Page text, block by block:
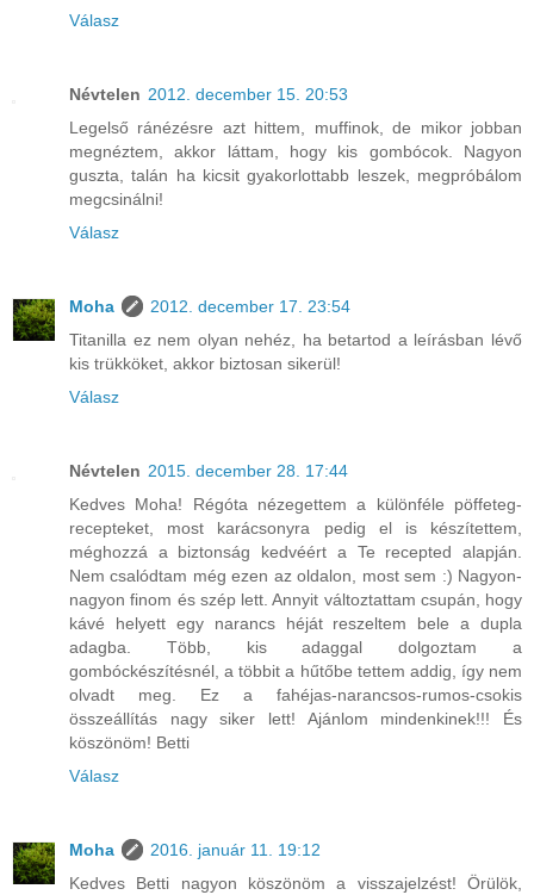
Válasz
Névtelen 2012. december 15. 20:53
Legelső ránézésre azt hittem, muffinok, de mikor jobban
megnéztem, akkor láttam, hogy kis gombócok. Nagyon
guszta, talán ha kicsit gyakorlottabb leszek, megpróbálom
megcsinálni!
Válasz
Moha
2012. december 17. 23:54
Titanilla ez nem olyan nehéz, ha betartod a leírásban lévő
kis trükköket, akkor biztosan sikerül!
Válasz
Névtelen 2015. december 28. 17:44
Kedves Moha! Régóta nézegettem a különféle pöffeteg-
recepteket, most karácsonyra pedig el is készítettem,
méghozzá a biztonság kedvéért a Te recepted alapján.
Nem csalódtam még ezen az oldalon, most sem :) Nagyon-
nagyon finom és szép lett. Annyit változtattam csupán, hogy
kávé helyett egy narancs héját reszeltem bele a dupla
adagba. Több, kis adaggal dolgoztam a
gombóckészítésnél, a többit a hűtőbe tettem addig, így nem
olvadt meg. Ez a fahéjas-narancsos-rumos-csokis
összeállítás nagy siker lett! Ajánlom mindenkinek!!! És
köszönöm! Betti
Válasz
Moha
2016. január 11. 19:12
Kedves Betti nagyon köszönöm a visszajelzést! Örülök,